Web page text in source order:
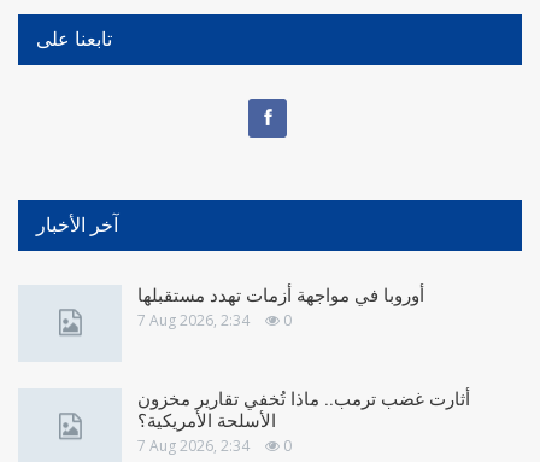
تابعنا على
آخر الأخبار
أوروبا في مواجهة أزمات تهدد مستقبلها
7 Aug 2026, 2:34 0
أثارت غضب ترمب.. ماذا تُخفي تقارير مخزون
الأسلحة الأمريكية؟
7 Aug 2026, 2:34 0